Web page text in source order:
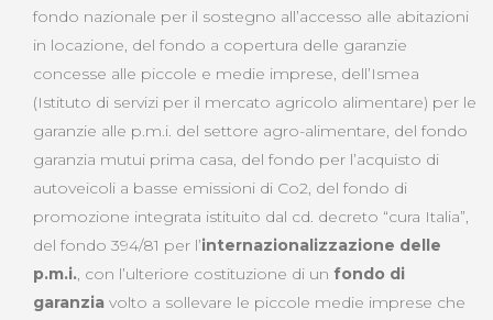
fondo nazionale per il sostegno all’accesso alle abitazioni
in locazione, del fondo a copertura delle garanzie
concesse alle piccole e medie imprese, dell’Ismea
(Istituto di servizi per il mercato agricolo alimentare) per le
garanzie alle p.m.i. del settore agro-alimentare, del fondo
garanzia mutui prima casa, del fondo per l’acquisto di
autoveicoli a basse emissioni di Co2, del fondo di
promozione integrata istituito dal cd. decreto “cura Italia”,
del fondo 394/81 per l’internazionalizzazione delle
p.m.i., con l’ulteriore costituzione di un fondo di
garanzia volto a sollevare le piccole medie imprese che